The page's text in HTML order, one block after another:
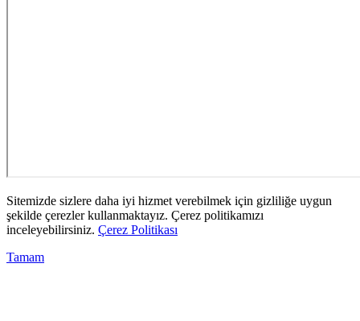
Sitemizde sizlere daha iyi hizmet verebilmek için gizliliğe uygun
şekilde çerezler kullanmaktayız. Çerez politikamızı
inceleyebilirsiniz. Çerez Politikası
Tamam